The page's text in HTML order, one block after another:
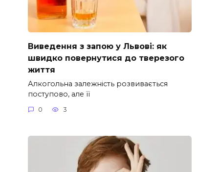
Виведення з запою у Львові: як
швидко повернутися до тверезого
життя
Алкогольна залежність розвивається
поступово, але її
0 3